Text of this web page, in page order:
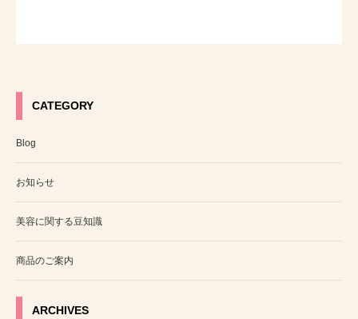
CATEGORY
Blog
お知らせ
美容に関する豆知識
商品のご案内
ARCHIVES